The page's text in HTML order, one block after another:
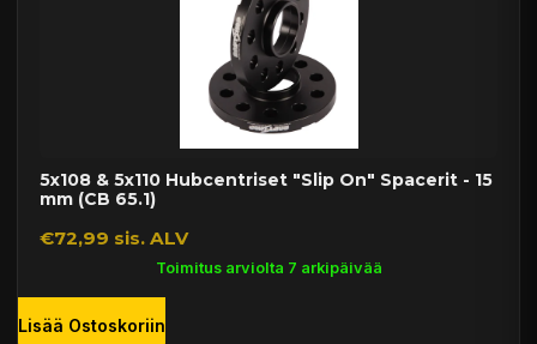
5x108 & 5x110 Hubcentriset "Slip On" Spacerit - 15
mm (CB 65.1)
€72,99 sis. ALV
Toimitus arviolta 7 arkipäivää
Lisää Ostoskoriin